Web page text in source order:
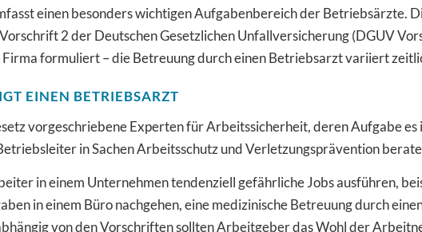
einen besonders wichtigen Aufgabenbereich der Betriebsärzte.
2 der Deutschen Gesetzlichen Unfallversicherung (DGUV
formuliert – die Betreuung durch einen Betriebsarzt variiert
EINEN BETRIEBSARZT
vorgeschriebene Experten für Arbeitssicherheit, deren Aufgabe
in Sachen Arbeitsschutz und Verletzungsprävention
in einem Unternehmen tendenziell gefährliche Jobs ausführen,
in einem Büro nachgehen, eine medizinische Betreuung durch
von den Vorschriften sollten Arbeitgeber das Wohl der